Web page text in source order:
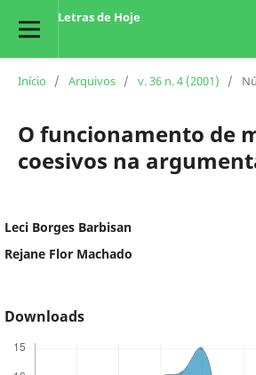
Letras de Hoje
Início / Arquivos / v. 36 n. 4 (2001) /
O funcionamento de
coesivos na
Leci Borges Barbisan
Rejane Flor Machado
Downloads